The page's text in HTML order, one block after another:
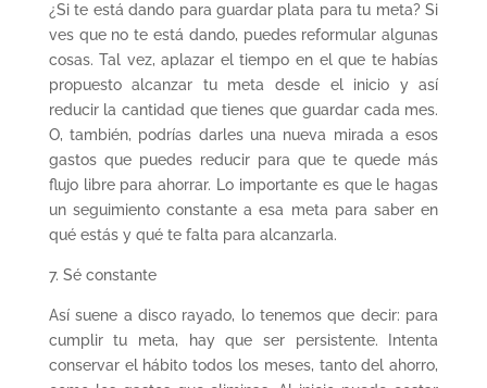
¿Si te está dando para guardar plata para tu meta? Si
ves que no te está dando, puedes reformular algunas
cosas. Tal vez, aplazar el tiempo en el que te habías
propuesto alcanzar tu meta desde el inicio y así
reducir la cantidad que tienes que guardar cada mes.
O, también, podrías darles una nueva mirada a esos
gastos que puedes reducir para que te quede más
flujo libre para ahorrar. Lo importante es que le hagas
un seguimiento constante a esa meta para saber en
qué estás y qué te falta para alcanzarla.
7. Sé constante
Así suene a disco rayado, lo tenemos que decir: para
cumplir tu meta, hay que ser persistente. Intenta
conservar el hábito todos los meses, tanto del ahorro,